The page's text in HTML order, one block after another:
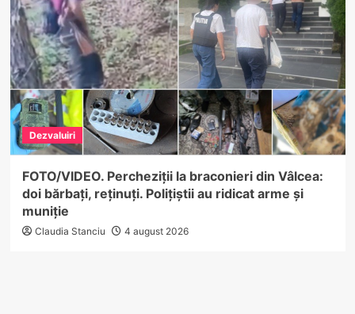
Dezvaluiri
FOTO/VIDEO. Percheziții la braconieri din Vâlcea:
doi bărbați, reținuți. Polițiștii au ridicat arme și
muniție
Claudia Stanciu 4 august 2026